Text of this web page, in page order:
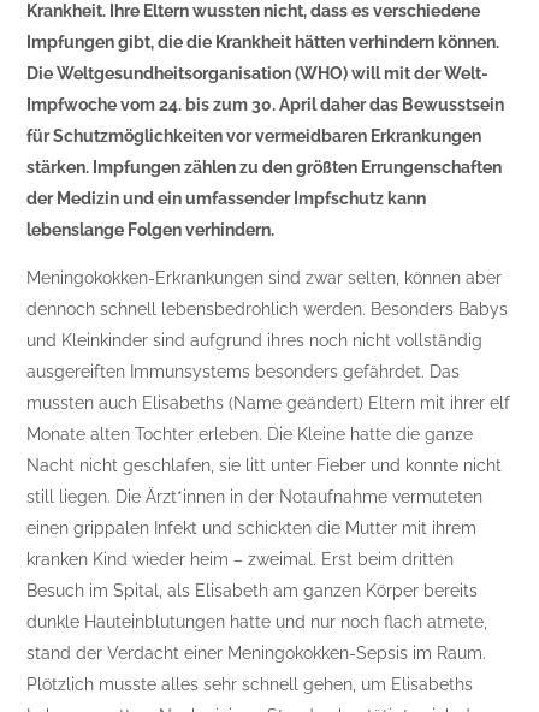
Krankheit. Ihre Eltern wussten nicht, dass es verschiedene
Impfungen gibt, die die Krankheit hätten verhindern können.
Die Weltgesundheitsorganisation (WHO) will mit der Welt-
Impfwoche vom 24. bis zum 30. April daher das Bewusstsein
für Schutzmöglichkeiten vor vermeidbaren Erkrankungen
stärken. Impfungen zählen zu den größten Errungenschaften
der Medizin und ein umfassender Impfschutz kann
lebenslange Folgen verhindern.
Meningokokken-Erkrankungen sind zwar selten, können aber
dennoch schnell lebensbedrohlich werden. Besonders Babys
und Kleinkinder sind aufgrund ihres noch nicht vollständig
ausgereiften Immunsystems besonders gefährdet. Das
mussten auch Elisabeths (Name geändert) Eltern mit ihrer elf
Monate alten Tochter erleben. Die Kleine hatte die ganze
Nacht nicht geschlafen, sie litt unter Fieber und konnte nicht
still liegen. Die Ärzt*innen in der Notaufnahme vermuteten
einen grippalen Infekt und schickten die Mutter mit ihrem
kranken Kind wieder heim – zweimal. Erst beim dritten
Besuch im Spital, als Elisabeth am ganzen Körper bereits
dunkle Hauteinblutungen hatte und nur noch flach atmete,
stand der Verdacht einer Meningokokken-Sepsis im Raum.
Plötzlich musste alles sehr schnell gehen, um Elisabeths